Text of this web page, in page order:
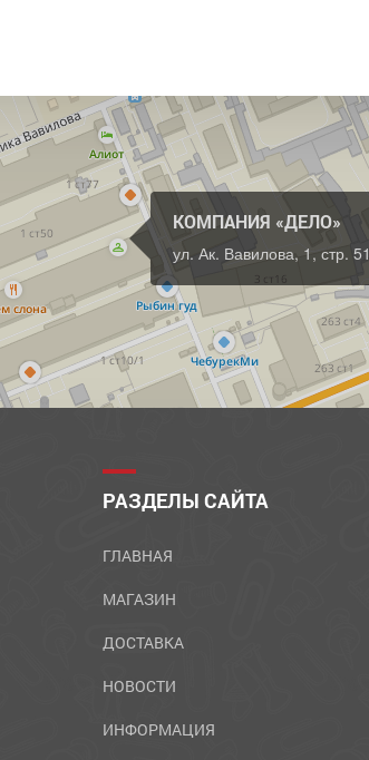
КОМПАНИЯ «ДЕЛО»
ул. Ак. Вавилова, 1, стр. 51
РАЗДЕЛЫ САЙТА
ГЛАВНАЯ
МАГАЗИН
ДОСТАВКА
НОВОСТИ
ИНФОРМАЦИЯ